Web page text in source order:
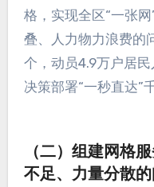
格，实现全区“一张
叠、人力物力浪费的
个，动员4.9万户居
决策部署“一秒直达”
（二）组建网格
不足、力量分散的